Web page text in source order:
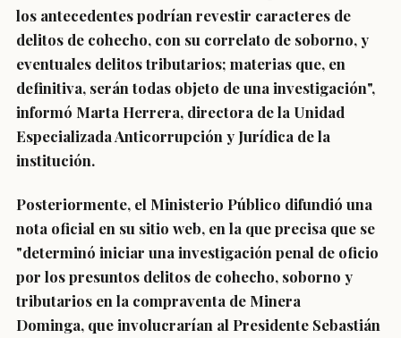
los antecedentes podrían revestir caracteres de
delitos de cohecho, con su correlato de soborno, y
eventuales delitos tributarios; materias que, en
definitiva, serán todas objeto de una investigación",
informó Marta Herrera, directora de la Unidad
Especializada Anticorrupción y Jurídica de la
institución.
Posteriormente, el Ministerio Público difundió una
nota oficial en su sitio web, en la que precisa que se
"determinó iniciar una investigación penal de oficio
por lospresuntos delitos de cohecho, soborno y
tributarios en la compraventa de Minera
Dominga, que involucrarían al Presidente Sebastián